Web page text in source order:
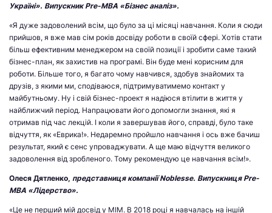
Україні». Випускник Pre-MBA «Бізнес аналіз».
«Я дуже задоволений всім, що було за ці місяці навчання. Коли я сюди
прийшов, я вже мав сім років досвіду роботи в своїй сфері. Хотів стати
більш ефективним менеджером на своїй позиції і зробити саме такий
бізнес-план, як захистив на програмі. Він буде мені корисним для
роботи. Більше того, я багато чому навчився, здобув знайомих та
друзів, з якими ми, сподіваюся, підтримуватимемо контакт у
майбутньому. Ну і свій бізнес-проект я надіюся втілити в життя у
найближчий період. Напрацювати його допомогли знання, які я
отримав під час лекцій. І коли я завершував його, справді, було таке
відчуття, як «Еврика!». Недаремно пройшло навчання і ось вже бачиш
результат, який є сенс упроваджувати. А ще маю відчуття великого
задоволення від зробленого. Тому рекомендую це навчання всім!».
Олеся Дятленко, представниця компанії Noblesse. Випускниця Pre-
MBA «Лідерство».
«Це не перший мій досвід у МІМ. В 2018 році я навчалась на іншій